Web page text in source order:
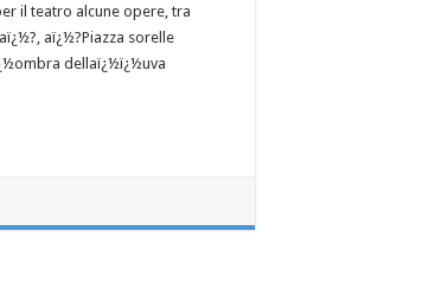
il teatro alcune opere, tra
aï¿½?Piazza sorelle
dellaï¿½ï¿½uva